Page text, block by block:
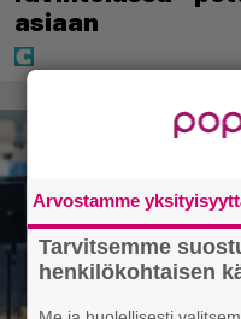
asiaan
Arvostamme
Tarvitsemme
henkilökohtaisen